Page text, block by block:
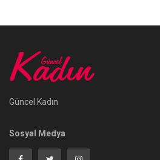
Güncel Kadın
Sosyal Medya